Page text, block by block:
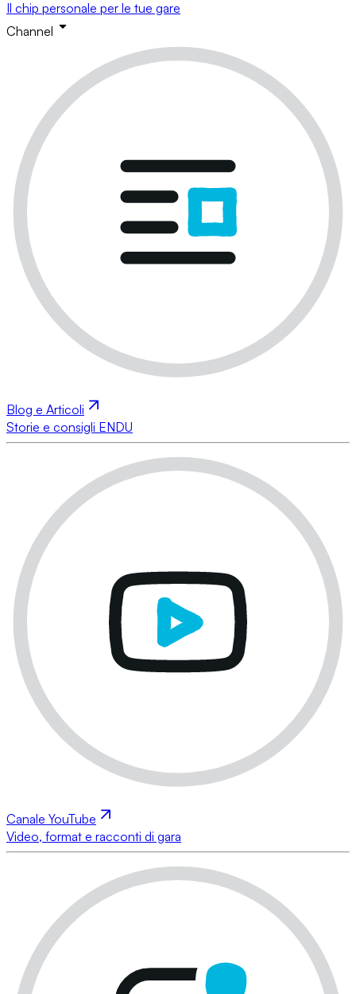
Il chip personale per le tue gare
Channel
Blog e Articoli
Storie e consigli ENDU
Canale YouTube
Video, format e racconti di gara